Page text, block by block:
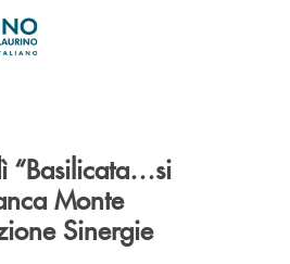
“Basilicata…si
Monte
Sinergie